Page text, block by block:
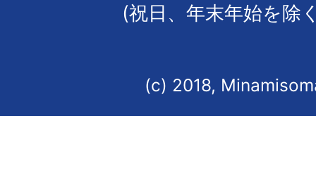
(祝日、年末年始を除
(c) 2018,